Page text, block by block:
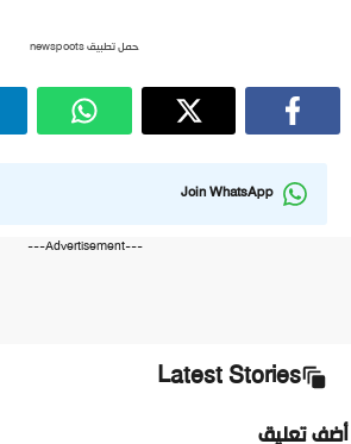
حمل تطبيق newspoots
Join WhatsApp
---Advertisement---
Latest Stories
أضف تعليق